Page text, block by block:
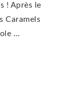
! Après le
Caramels
…